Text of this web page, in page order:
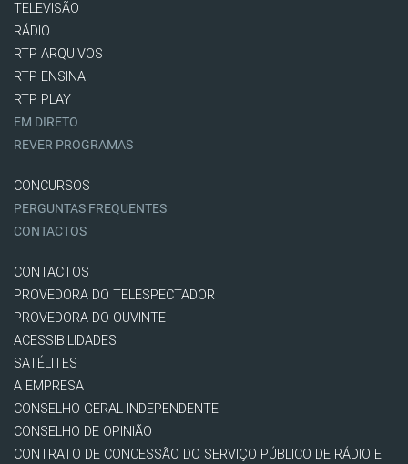
TELEVISÃO
RÁDIO
RTP ARQUIVOS
RTP ENSINA
RTP PLAY
EM DIRETO
REVER PROGRAMAS
CONCURSOS
PERGUNTAS FREQUENTES
CONTACTOS
CONTACTOS
PROVEDORA DO TELESPECTADOR
PROVEDORA DO OUVINTE
ACESSIBILIDADES
SATÉLITES
A EMPRESA
CONSELHO GERAL INDEPENDENTE
CONSELHO DE OPINIÃO
CONTRATO DE CONCESSÃO DO SERVIÇO PÚBLICO DE RÁDIO E